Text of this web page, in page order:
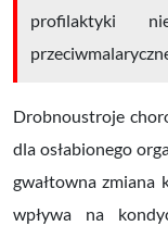
profilaktyki
Drobnoustroje
dla osłabionego
gwałtowna zmiana
wpływa na